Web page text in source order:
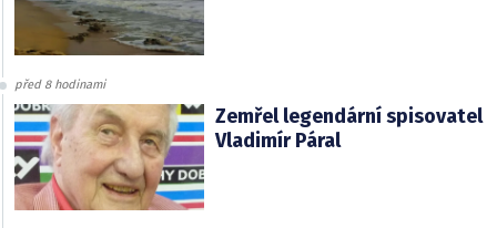
před 8 hodinami
Zemřel legendární spisovatel
Vladimír Páral